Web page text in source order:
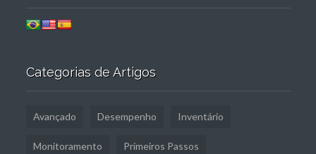
Categorias de Artigos
Avançado Desempenho Inventário
Monitoramento Primeiros Passos